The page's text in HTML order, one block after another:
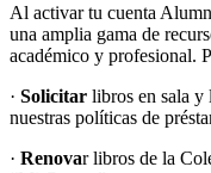
Al activar tu cuenta
una amplia gama de
académico y profesional.
· Solicitar libros en sala y
nuestras políticas de
· Renovar libros de la